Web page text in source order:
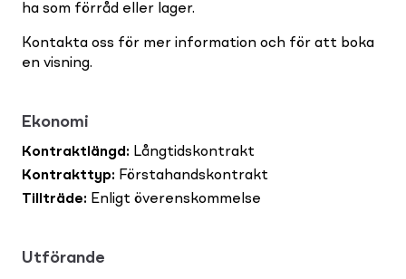
ha som förråd eller lager.
Kontakta oss för mer information och för att boka
en visning.
Ekonomi
Kontraktlängd : Långtidskontrakt
Kontrakttyp: Förstahandskontrakt
Tillträde: Enligt överenskommelse
Utförande